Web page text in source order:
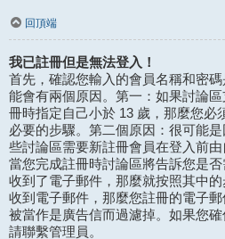
回頂端
我已註冊但是無法登入！
首先，確認您輸入的會員名稱和密
能會有兩個原因。第一：如果討論
冊時指定自己小於 13 歲，那麼您必
必要的步驟。第二個原因：很可能
些討論區需要新註冊會員在登入前由
當您完成註冊時討論區將告訴您是
收到了電子郵件，那麼就按照其中
收到電子郵件，那麼您註冊的電子
被當作是廣告信而過濾掉。如果您
請聯繫管理員。